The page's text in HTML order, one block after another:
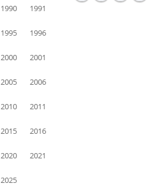
1990 1991
1995 1996
2000 2001
2005 2006
2010 2011
2015 2016
2020 2021
2025